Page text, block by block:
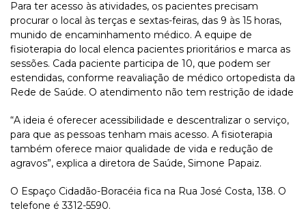
Para ter acesso às atividades, os pacientes precisam
procurar o local às terças e sextas-feiras, das 9 às 15 horas,
munido de encaminhamento médico. A equipe de
fisioterapia do local elenca pacientes prioritários e marca as
sessões. Cada paciente participa de 10, que podem ser
estendidas, conforme reavaliação de médico ortopedista da
Rede de Saúde. O atendimento não tem restrição de idade
“A ideia é oferecer acessibilidade e descentralizar o serviço,
para que as pessoas tenham mais acesso. A fisioterapia
também oferece maior qualidade de vida e redução de
agravos”, explica a diretora de Saúde, Simone Papaiz.
O Espaço Cidadão-Boracéia fica na Rua José Costa, 138. O
telefone é 3312-5590.